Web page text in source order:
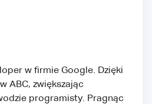
w firmie Google. Dzięki
ABC, zwiększając
programisty. Pragnąc